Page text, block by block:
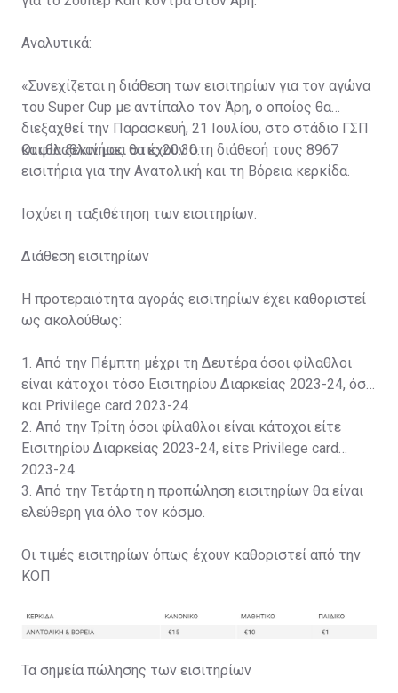
Αναλυτικά:
«Συνεχίζεται η διάθεση των εισιτηρίων για τον αγώνα
του Super Cup με αντίπαλο τον Άρη, ο οποίος θα
διεξαχθεί την Παρασκευή, 21 Ιουλίου, στο στάδιο ΓΣΠ
και θα ξεκινήσει στις 20:30.
Οι φίλαθλοί μας θα έχουν στη διάθεσή τους 8967
εισιτήρια για την Ανατολική και τη Βόρεια κερκίδα.
Ισχύει η ταξιθέτηση των εισιτηρίων.
Διάθεση εισιτηρίων
Η προτεραιότητα αγοράς εισιτηρίων έχει καθοριστεί
ως ακολούθως:
1. Από την Πέμπτη μέχρι τη Δευτέρα όσοι φίλαθλοι
είναι κάτοχοι τόσο Εισιτηρίου Διαρκείας 2023-24, όσο
και Privilege card 2023-24.
2. Από την Τρίτη όσοι φίλαθλοι είναι κάτοχοι είτε
Εισιτηρίου Διαρκείας 2023-24, είτε Privilege card
2023-24.
3. Από την Τετάρτη η προπώληση εισιτηρίων θα είναι
ελεύθερη για όλο τον κόσμο.
Οι τιμές εισιτηρίων όπως έχουν καθοριστεί από την
ΚΟΠ
Τα σημεία πώλησης των εισιτηρίων